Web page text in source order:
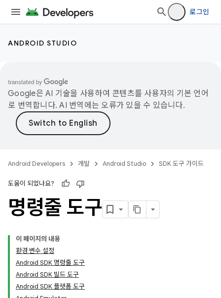
로그인
ANDROID STUDIO
Google은 AI 기술을 사용하여 콘텐츠를 사용자의 기본 언어
로 번역합니다. AI 번역에는 오류가 있을 수 있습니다.
Android Developers 개발 Android Studio SDK 도구 가이드
도움이 되었나요?
명령줄 도구
이 페이지의 내용
환경 변수 설정
Android SDK 명령줄 도구
Android SDK 빌드 도구
Android SDK 플랫폼 도구